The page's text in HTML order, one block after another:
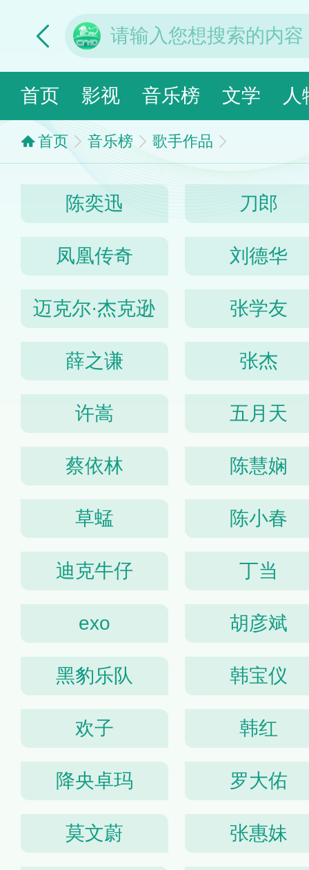
首页 影视 音乐榜 文学 人
首页 音乐榜 歌手作品
陈奕迅 刀郎
凤凰传奇 刘德华
迈克尔·杰克逊 张学友
薛之谦 张杰
许嵩 五月天
蔡依林 陈慧娴
草蜢 陈小春
迪克牛仔 丁当
exo 胡彦斌
黑豹乐队 韩宝仪
欢子 韩红
降央卓玛 罗大佑
莫文蔚 张惠妹